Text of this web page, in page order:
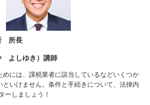
所長
よしゆき）講師
めには、課税業者に該当しているなどいくつか
といけません。条件と手続きについて、法律内
ーしましょう！